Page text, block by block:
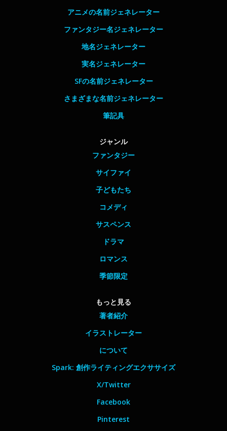
アニメの名前ジェネレーター
ファンタジー名ジェネレーター
地名ジェネレーター
実名ジェネレーター
SFの名前ジェネレーター
さまざまな名前ジェネレーター
筆記具
ジャンル
ファンタジー
サイファイ
子どもたち
コメディ
サスペンス
ドラマ
ロマンス
季節限定
もっと見る
著者紹介
イラストレーター
について
Spark: 創作ライティングエクササイズ
X/Twitter
Facebook
Pinterest